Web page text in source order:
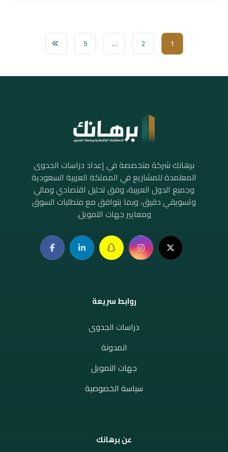
1
2
…
5
برهانك شركة متخصصة في إعداد دراسات الجدوى
المعتمدة للمشاريع في المملكة العربية السعودية
وجميع الدول العربية، وفق تحليل اقتصادي ومالي
وتسويقي دقيق، وبما يتوافق مع متطلبات السوق
ومعايير جهات التمويل.
روابط سريعة
دراسات الجدوى
المدونة
جهات التمويل
سياسة الخصوصية
عن برهانك